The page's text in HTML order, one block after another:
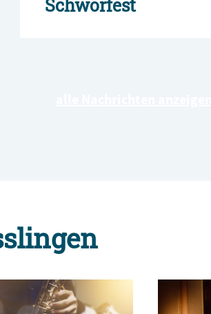
Schwörfest